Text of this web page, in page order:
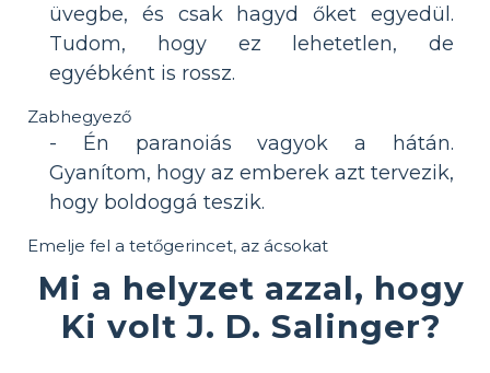
üvegbe, és csak hagyd őket egyedül.
Tudom, hogy ez lehetetlen, de
egyébként is rossz.
Zabhegyező
- Én paranoiás vagyok a hátán.
Gyanítom, hogy az emberek azt tervezik,
hogy boldoggá teszik.
Emelje fel a tetőgerincet, az ácsokat
Mi a helyzet azzal, hogy
Ki volt J. D. Salinger?